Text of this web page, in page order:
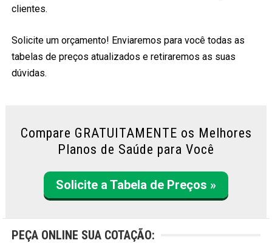
clientes.
Solicite um orçamento! Enviaremos para você todas as
tabelas de preços atualizados e retiraremos as suas
dúvidas.
Compare GRATUITAMENTE os Melhores
Planos de Saúde para Você
Solicite a Tabela de Preços »
PEÇA ONLINE SUA COTAÇÃO: